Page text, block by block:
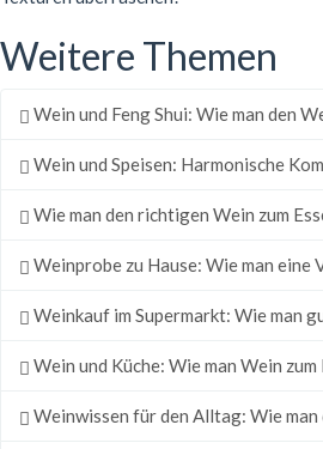
Weitere Themen
Wein und Feng Shui: Wie man den
Wein und Speisen: Harmonische
Wie man den richtigen Wein zum
Weinprobe zu Hause: Wie man
Weinkauf im Supermarkt: Wie man
Wein und Küche: Wie man Wein
Weinwissen für den Alltag: Wie